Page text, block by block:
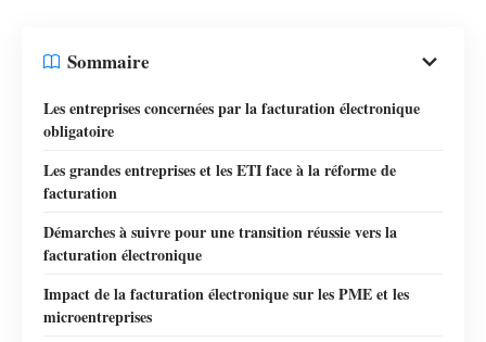
Sommaire
Les entreprises concernées par la facturation électronique
obligatoire
Les grandes entreprises et les ETI face à la réforme de
facturation
Démarches à suivre pour une transition réussie vers la
facturation électronique
Impact de la facturation électronique sur les PME et les
microentreprises